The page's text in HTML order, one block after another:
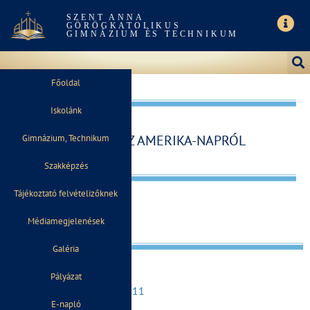
SZENT ANNA
GÖRÖGKATOLIKUS
GIMNÁZIUM ÉS TECHNIKUM
Főoldal
Iskolánk
Gimnázium, Technikum
Szakképzés
Tájékoztató felvételizőknek
Médiamegjelenések
Galéria
Pályázat
E-napló
GALÉRIA AZ AMERIKA-NAPRÓL
11:11